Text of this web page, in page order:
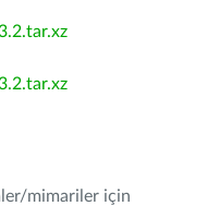
mimariler için